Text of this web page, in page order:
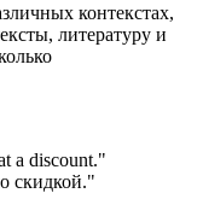
контекстах,
литературу и
a discount."
скидкой."